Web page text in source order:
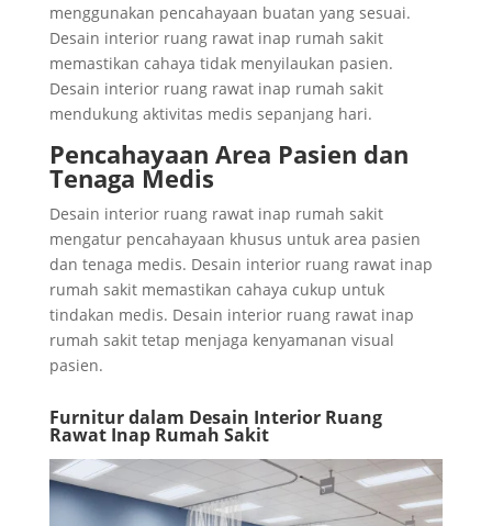
menggunakan pencahayaan buatan yang sesuai.
Desain interior ruang rawat inap rumah sakit
memastikan cahaya tidak menyilaukan pasien.
Desain interior ruang rawat inap rumah sakit
mendukung aktivitas medis sepanjang hari.
Pencahayaan Area Pasien dan
Tenaga Medis
Desain interior ruang rawat inap rumah sakit
mengatur pencahayaan khusus untuk area pasien
dan tenaga medis. Desain interior ruang rawat inap
rumah sakit memastikan cahaya cukup untuk
tindakan medis. Desain interior ruang rawat inap
rumah sakit tetap menjaga kenyamanan visual
pasien.
Furnitur dalam Desain Interior Ruang
Rawat Inap Rumah Sakit